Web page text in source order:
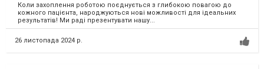
Коли захоплення роботою поєднується з глибокою повагою до
кожного пацієнта, народжуються нові можливості для ідеальних
результатів! Ми раді презентувати нашу...
26 листопада 2024 р.